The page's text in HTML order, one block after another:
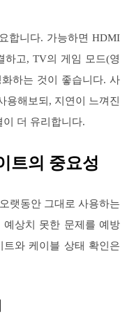
합니다. 가능하면 HDMI
하고, TV의 게임 모드(영
하는 것이 좋습니다. 사
용해보되, 지연이 느껴진
더 유리합니다.
트의 중요성
랫동안 그대로 사용하는
상치 못한 문제를 예방
와 케이블 상태 확인은